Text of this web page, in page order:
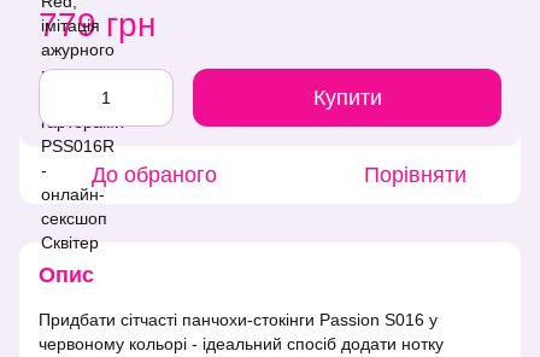
779 грн
Купити
До обраного Порівняти
Опис
Придбати сітчасті панчохи-стокінги Passion S016 у
червоному кольорі - ідеальний спосіб додати нотку